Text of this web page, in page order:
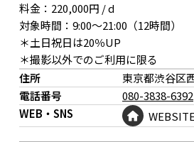
料金：220,000円 / d
対象時間：9:00〜21:00（12時間）
＊土日祝日は20％UP
＊撮影以外でのご利用に限る
住所
東京都渋谷区
電話番号
080-3838-6392
WEB・SNS
WEBSITE